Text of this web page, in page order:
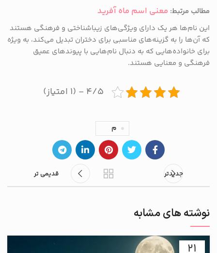
مطالب مرتبط: معنی اسم ماه آفرید
این نام‌ها هر یک دارای ویژگی‌های زیباشناختی و فرهنگی هستند
که آن‌ها را به گزینه‌های مناسبی برای دختران تبدیل می‌کند، به ویژه
برای خانواده‌هایی که به دنبال نام‌هایی با پیوندهای عمیق
فرهنگی و معنایی هستند.
۴/۵ - (۱ امتیاز)
م
جدیدتر قدیمی تر
نوشته های مشابه
21